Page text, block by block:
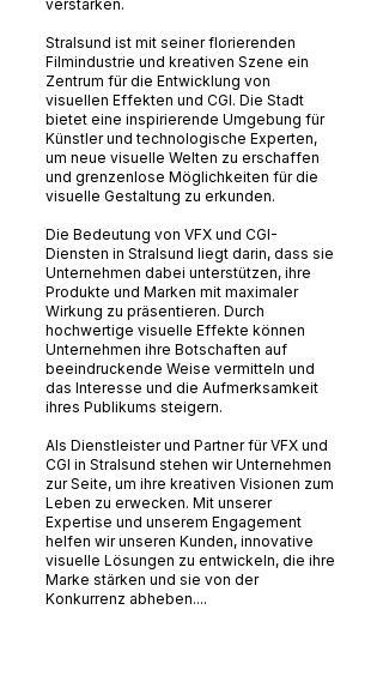
verstärken.
Stralsund ist mit seiner florierenden
Filmindustrie und kreativen Szene ein
Zentrum für die Entwicklung von
visuellen Effekten und CGI. Die Stadt
bietet eine inspirierende Umgebung für
Künstler und technologische Experten,
um neue visuelle Welten zu erschaffen
und grenzenlose Möglichkeiten für die
visuelle Gestaltung zu erkunden.
Die Bedeutung von VFX und CGI-
Diensten in Stralsund liegt darin, dass sie
Unternehmen dabei unterstützen, ihre
Produkte und Marken mit maximaler
Wirkung zu präsentieren. Durch
hochwertige visuelle Effekte können
Unternehmen ihre Botschaften auf
beeindruckende Weise vermitteln und
das Interesse und die Aufmerksamkeit
ihres Publikums steigern.
Als Dienstleister und Partner für VFX und
CGI in Stralsund stehen wir Unternehmen
zur Seite, um ihre kreativen Visionen zum
Leben zu erwecken. Mit unserer
Expertise und unserem Engagement
helfen wir unseren Kunden, innovative
visuelle Lösungen zu entwickeln, die ihre
Marke stärken und sie von der
Konkurrenz abheben....